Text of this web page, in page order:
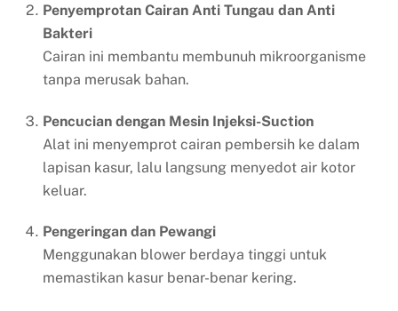
Penyemprotan Cairan Anti Tungau dan Anti
Bakteri
Cairan ini membantu membunuh mikroorganisme
tanpa merusak bahan.
Pencucian dengan Mesin Injeksi-Suction
Alat ini menyemprot cairan pembersih ke dalam
lapisan kasur, lalu langsung menyedot air kotor
keluar.
Pengeringan dan Pewangi
Menggunakan blower berdaya tinggi untuk
memastikan kasur benar-benar kering.